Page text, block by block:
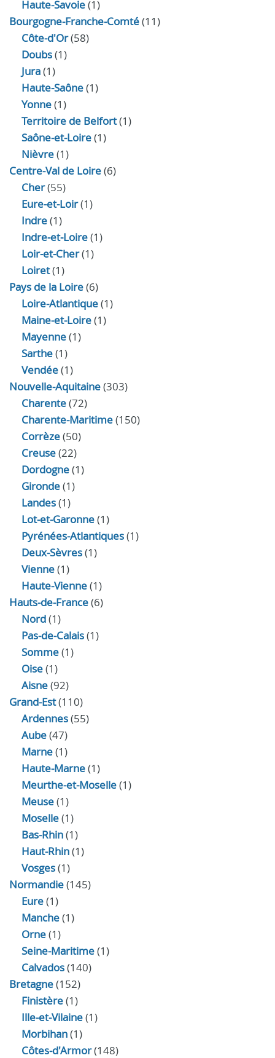
Haute-Savoie(1)
Bourgogne-Franche-Comté(11)
Côte-d'Or(58)
Doubs(1)
Jura(1)
Haute‑Saône(1)
Yonne(1)
Territoire de Belfort(1)
Saône-et-Loire(1)
Nièvre(1)
Centre-Val de Loire(6)
Cher(55)
Eure‑et‑Loir(1)
Indre(1)
Indre‑et‑Loire(1)
Loir‑et‑Cher(1)
Loiret(1)
Pays de la Loire(6)
Loire-Atlantique(1)
Maine-et-Loire(1)
Mayenne(1)
Sarthe(1)
Vendée(1)
Nouvelle-Aquitaine(303)
Charente(72)
Charente-Maritime(150)
Corrèze(50)
Creuse(22)
Dordogne(1)
Gironde(1)
Landes(1)
Lot-et-Garonne(1)
Pyrénées-Atlantiques(1)
Deux-Sèvres(1)
Vienne(1)
Haute-Vienne(1)
Hauts-de-France(6)
Nord(1)
Pas-de-Calais(1)
Somme(1)
Oise(1)
Aisne(92)
Grand-Est(110)
Ardennes(55)
Aube(47)
Marne(1)
Haute-Marne(1)
Meurthe-et-Moselle(1)
Meuse(1)
Moselle(1)
Bas-Rhin(1)
Haut-Rhin(1)
Vosges(1)
Normandie(145)
Eure(1)
Manche(1)
Orne(1)
Seine-Maritime(1)
Calvados(140)
Bretagne(152)
Finistère(1)
Ille-et-Vilaine(1)
Morbihan(1)
Côtes-d'Armor(148)